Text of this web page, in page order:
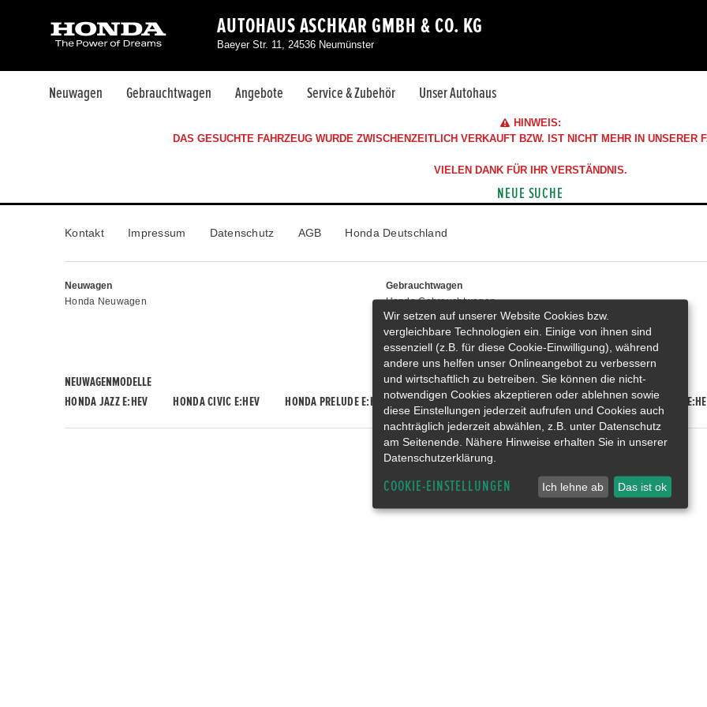
AUTOHAUS ASCHKAR GMBH & CO. KG
Baeyer Str. 11, 24536 Neumünster
Neuwagen Gebrauchtwagen Angebote Service & Zubehör Unser Autohaus
HINWEIS:
DAS GESUCHTE FAHRZEUG WURDE ZWISCHENZEITLICH VERKAUFT BZW. IST NICHT MEHR IN UNSERER
VIELEN DANK FÜR IHR VERSTÄNDNIS.
NEUE SUCHE
Kontakt Impressum Datenschutz AGB Honda Deutschland
Neuwagen
Honda Neuwagen
Gebrauchtwagen
Honda Gebrauchtwagen
Honda Vorführwagen
Gesamtbestand
NEUWAGENMODELLE
HONDA JAZZ E:HEV
HONDA CIVIC E:HEV HONDA PRELUDE E:HEV HONDA HR-V E:HEV HONDA ZR-V E:HEV HONDA CR-V
Wir setzen auf unserer Website Cookies bzw.
vergleichbare Technologien ein. Einige von ihnen sind
essenziell (z.B. für diese Cookie-Einwilligung), während
andere uns helfen unser Onlineangebot zu verbessern
und wirtschaftlich zu betreiben. Sie können die nicht-
notwendigen Cookies akzeptieren oder ablehnen sowie
diese Einstellungen jederzeit aufrufen und Cookies auch
nachträglich jederzeit abwählen, z.B. unter Datenschutz
am Seitenende. Nähere Hinweise erhalten Sie in unserer
Datenschutzerklärung.
COOKIE-EINSTELLUNGEN Ich lehne ab Das ist ok